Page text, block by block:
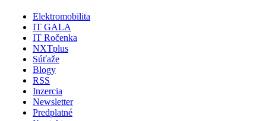
Elektromobilita
IT GALA
IT Ročenka
NXTplus
Súťaže
Blogy
RSS
Inzercia
Newsletter
Predplatné